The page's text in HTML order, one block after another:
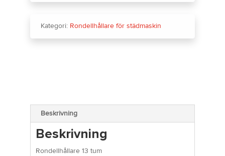
Kategori: Rondellhållare för städmaskin
Beskrivning
Beskrivning
Rondellhållare 13 tum